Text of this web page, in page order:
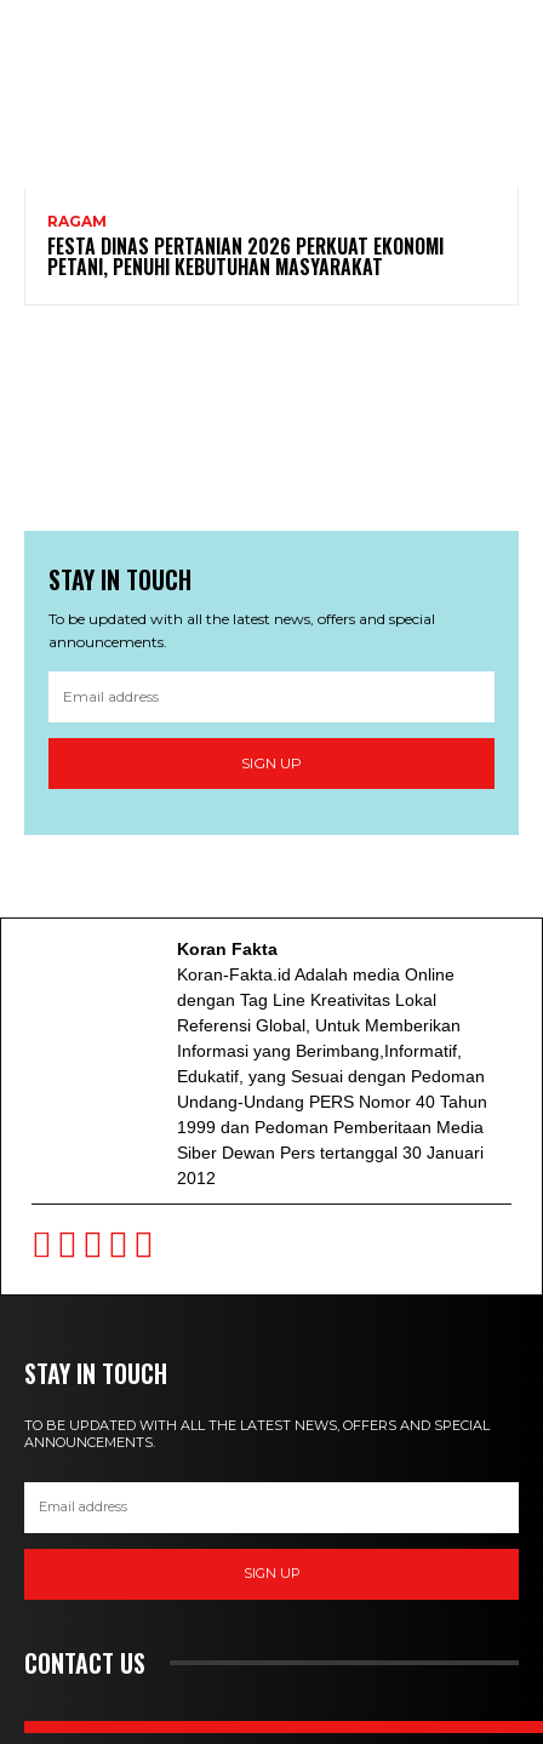
RAGAM
FESTA DINAS PERTANIAN 2026 PERKUAT EKONOMI
PETANI, PENUHI KEBUTUHAN MASYARAKAT
STAY IN TOUCH
To be updated with all the latest news, offers and special
announcements.
SIGN UP
Koran Fakta
Koran-Fakta.id Adalah media Online
dengan Tag Line Kreativitas Lokal
Referensi Global, Untuk Memberikan
Informasi yang Berimbang,Informatif,
Edukatif, yang Sesuai dengan Pedoman
Undang-Undang PERS Nomor 40 Tahun
1999 dan Pedoman Pemberitaan Media
Siber Dewan Pers tertanggal 30 Januari
2012
STAY IN TOUCH
TO BE UPDATED WITH ALL THE LATEST NEWS, OFFERS AND SPECIAL
ANNOUNCEMENTS.
SIGN UP
CONTACT US